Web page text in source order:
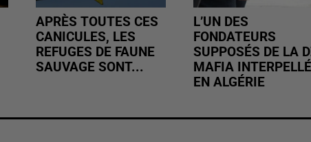
APRÈS TOUTES CES
CANICULES, LES
REFUGES DE FAUNE
SAUVAGE SONT...
L’UN DES
FONDATEURS
SUPPOSÉS DE LA
MAFIA INTERPELLÉ
EN ALGÉRIE